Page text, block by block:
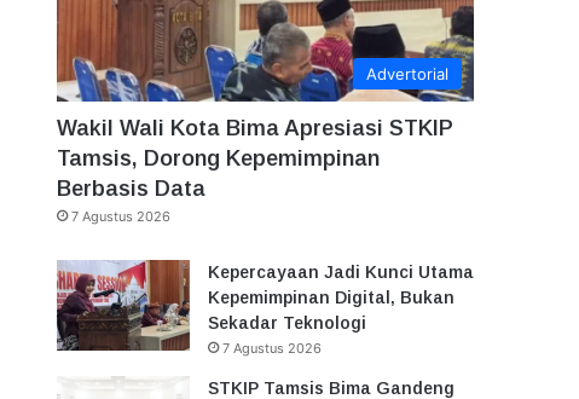
Advertorial
Wakil Wali Kota Bima Apresiasi STKIP
Tamsis, Dorong Kepemimpinan
Berbasis Data
7 Agustus 2026
Kepercayaan Jadi Kunci Utama
Kepemimpinan Digital, Bukan
Sekadar Teknologi
7 Agustus 2026
STKIP Tamsis Bima Gandeng